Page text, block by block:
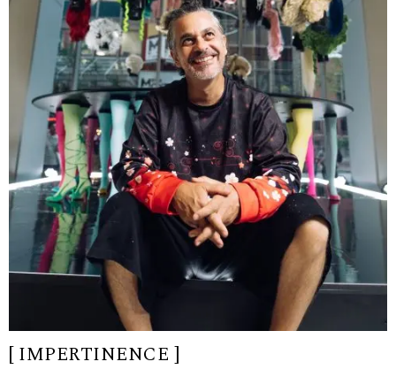
[ IMPERTINENCE ]